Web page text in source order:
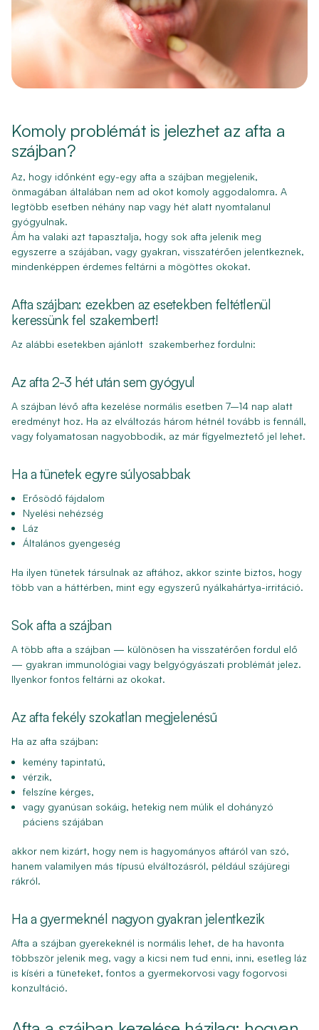
Komoly problémát is jelezhet az afta a
szájban?
Az, hogy időnként egy-egy afta a szájban megjelenik,
önmagában általában nem ad okot komoly aggodalomra. A
legtöbb esetben néhány nap vagy hét alatt nyomtalanul
gyógyulnak.
Ám ha valaki azt tapasztalja, hogy sok afta jelenik meg
egyszerre a szájában, vagy gyakran, visszatérően jelentkeznek,
mindenképpen érdemes feltárni a mögöttes okokat.
Afta szájban: ezekben az esetekben feltétlenül
keressünk fel szakembert!
Az alábbi esetekben ajánlott szakemberhez fordulni:
Az afta 2-3 hét után sem gyógyul
A szájban lévő afta kezelése normális esetben 7–14 nap alatt
eredményt hoz. Ha az elváltozás három hétnél tovább is fennáll,
vagy folyamatosan nagyobbodik, az már figyelmeztető jel lehet.
Ha a tünetek egyre súlyosabbak
Erősödő fájdalom
Nyelési nehézség
Láz
Általános gyengeség
Ha ilyen tünetek társulnak az aftához, akkor szinte biztos, hogy
több van a háttérben, mint egy egyszerű nyálkahártya-irritáció.
Sok afta a szájban
A több afta a szájban — különösen ha visszatérően fordul elő
— gyakran immunológiai vagy belgyógyászati problémát jelez.
Ilyenkor fontos feltárni az okokat.
Az afta fekély szokatlan megjelenésű
Ha az afta szájban:
kemény tapintatú,
vérzik,
felszíne kérges,
vagy gyanúsan sokáig, hetekig nem múlik el dohányzó
páciens szájában
akkor nem kizárt, hogy nem is hagyományos aftáról van szó,
hanem valamilyen más típusú elváltozásról, például szájüregi
rákról.
Ha a gyermeknél nagyon gyakran jelentkezik
Afta a szájban gyerekeknél is normális lehet, de ha havonta
többször jelenik meg, vagy a kicsi nem tud enni, inni, esetleg láz
is kíséri a tüneteket, fontos a gyermekorvosi vagy fogorvosi
konzultáció.